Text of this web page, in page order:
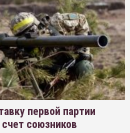
первой партии
союзников